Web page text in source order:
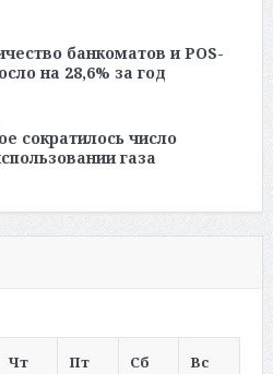
банкоматов и POS-
на 28,6% за год
сократилось число
газа
Чт Пт Сб Вс